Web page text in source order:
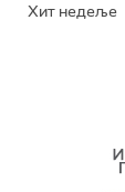
Хит недеље